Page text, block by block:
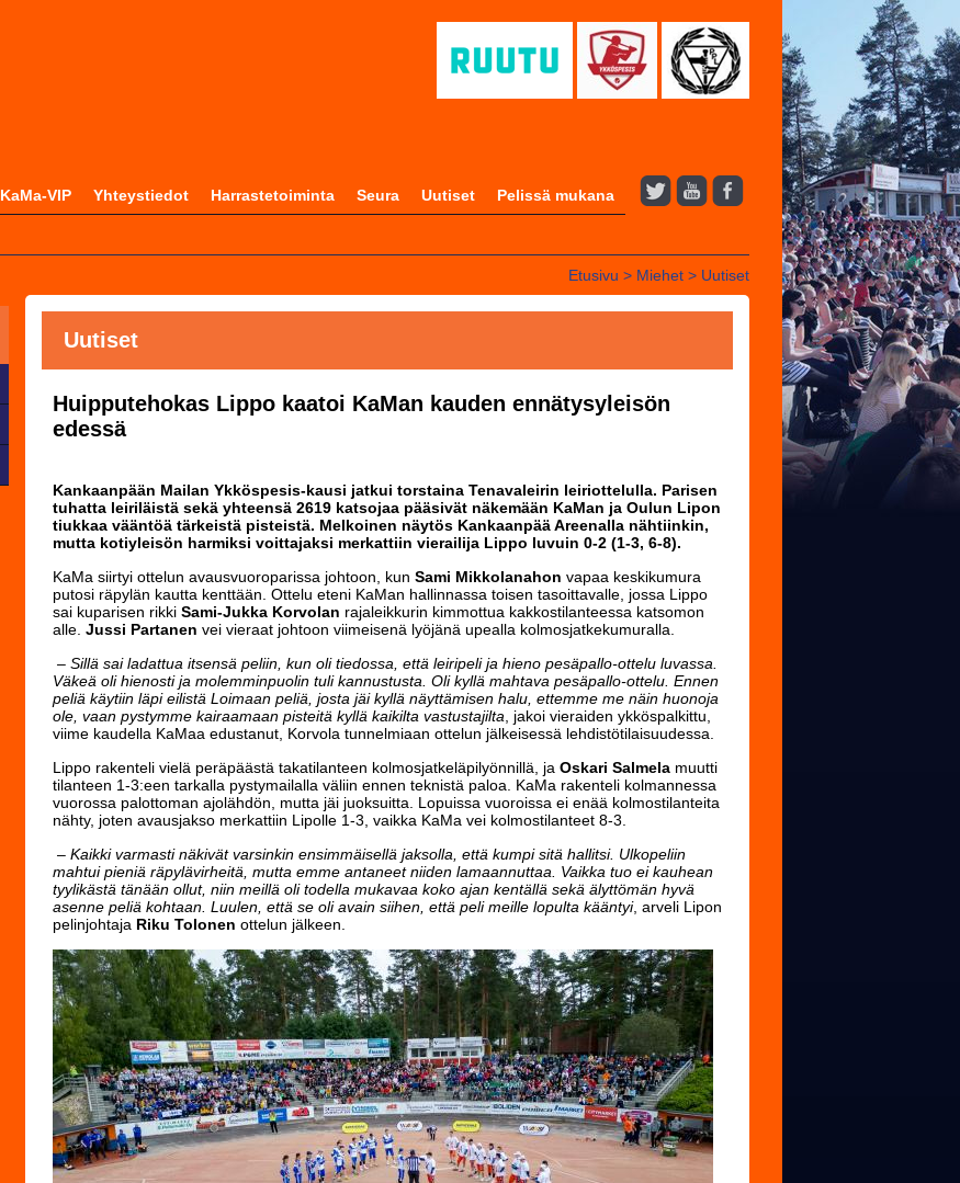
KaMa-VIP Yhteystiedot Harrastetoiminta Seura Uutiset Pelissä mukana
Etusivu > Miehet > Uutiset
Uutiset
Huipputehokas Lippo kaatoi KaMan kauden ennätysyleisön
edessä
Kankaanpään Mailan Ykköspesis-kausi jatkui torstaina Tenavaleirin leiriottelulla. Parisen
tuhatta leiriläistä sekä yhteensä 2619 katsojaa pääsivät näkemään KaMan ja Oulun Lipon
tiukkaa vääntöä tärkeistä pisteistä. Melkoinen näytös Kankaanpää Areenalla nähtiinkin,
mutta kotiyleisön harmiksi voittajaksi merkattiin vierailija Lippo luvuin 0-2 (1-3, 6-8).
KaMa siirtyi ottelun avausvuoroparissa johtoon, kun Sami Mikkolanahon vapaa keskikumura
putosi räpylän kautta kenttään. Ottelu eteni KaMan hallinnassa toisen tasoittavalle, jossa Lippo
sai kuparisen rikki Sami-Jukka Korvolan rajaleikkurin kimmottua kakkostilanteessa katsomon
alle. Jussi Partanen vei vieraat johtoon viimeisenä lyöjänä upealla kolmosjatkekumuralla.
– Sillä sai ladattua itsensä peliin, kun oli tiedossa, että leiripeli ja hieno pesäpallo-ottelu luvassa.
Väkeä oli hienosti ja molemminpuolin tuli kannustusta. Oli kyllä mahtava pesäpallo-ottelu. Ennen
peliä käytiin läpi eilistä Loimaan peliä, josta jäi kyllä näyttämisen halu, ettemme me näin huonoja
ole, vaan pystymme kairaamaan pisteitä kyllä kaikilta vastustajilta , jakoi vieraiden ykköspalkittu,
viime kaudella KaMaa edustanut, Korvola tunnelmiaan ottelun jälkeisessä lehdistötilaisuudessa.
Lippo rakenteli vielä peräpäästä takatilanteen kolmosjatkeläpilyönnillä, ja Oskari Salmela muutti
tilanteen 1-3:een tarkalla pystymailalla väliin ennen teknistä paloa. KaMa rakenteli kolmannessa
vuorossa palottoman ajolähdön, mutta jäi juoksuitta. Lopuissa vuoroissa ei enää kolmostilanteita
nähty, joten avausjakso merkattiin Lipolle 1-3, vaikka KaMa vei kolmostilanteet 8-3.
– Kaikki varmasti näkivät varsinkin ensimmäisellä jaksolla, että kumpi sitä hallitsi. Ulkopeliin
mahtui pieniä räpylävirheitä, mutta emme antaneet niiden lamaannuttaa. Vaikka tuo ei kauhean
tyylikästä tänään ollut, niin meillä oli todella mukavaa koko ajan kentällä sekä älyttömän hyvä
asenne peliä kohtaan. Luulen, että se oli avain siihen, että peli meille lopulta kääntyi, arveli Lipon
pelinjohtaja Riku Tolonen ottelun jälkeen.